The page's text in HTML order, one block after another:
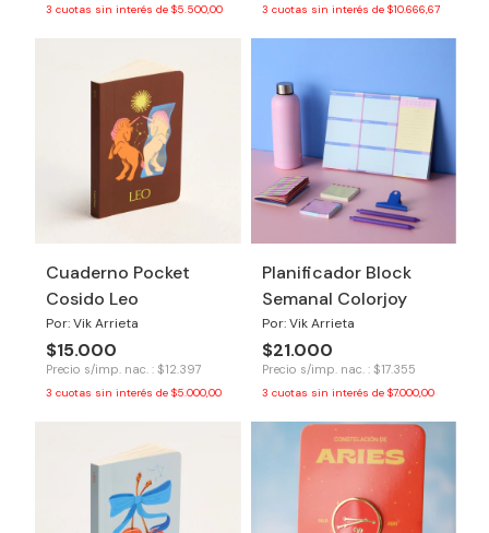
3 cuotas sin interés de $5.500,00 3 cuotas sin interés de $10.666,67
Cuaderno Pocket
Cosido Leo
Por: Vik Arrieta
$15.000
Precio s/imp. nac. : $12.397
3 cuotas sin interés de $5.000,00
Planificador Block
Semanal Colorjoy
Por: Vik Arrieta
$21.000
Precio s/imp. nac. : $17.355
3 cuotas sin interés de $7.000,00